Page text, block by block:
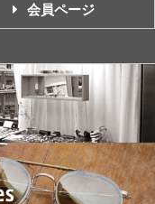
会員ページ